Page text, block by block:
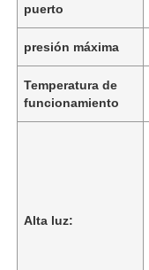
puerto
presión máxima
Temperatura de
funcionamiento
Alta luz: